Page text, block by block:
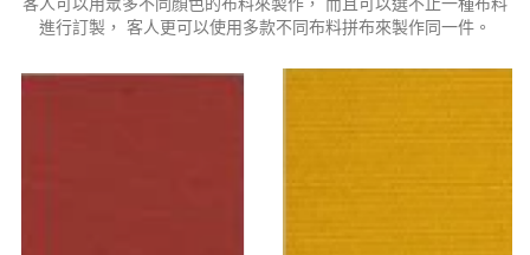
進行訂製， 客人更可以使用多款不同布料拼布來製作同一件。